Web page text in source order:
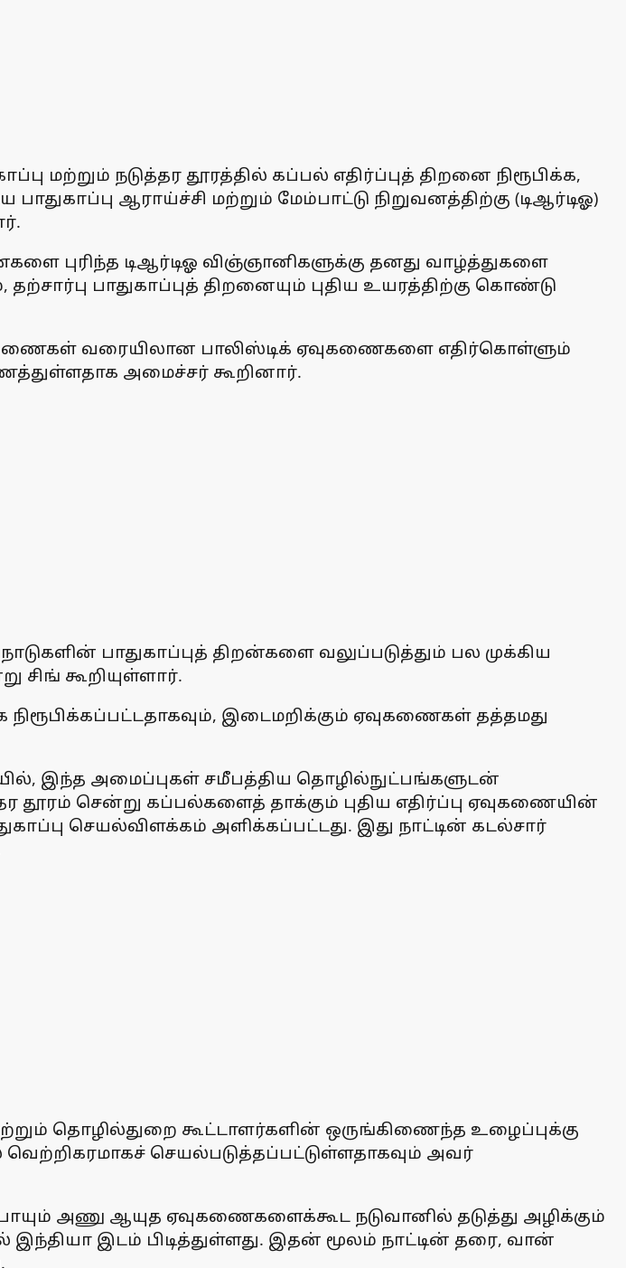
மற்றும் நடுத்தர தூரத்தில் கப்பல் எதிர்ப்புத் திறனை நிரூபிக்க,
ஆராய்ச்சி மற்றும் மேம்பாட்டு நிறுவனத்திற்கு (டிஆர்டிஓ)
புரிந்த டிஆர்டிஓ விஞ்ஞானிகளுக்கு தனது வாழ்த்துகளை
பாதுகாப்புத் திறனையும் புதிய உயரத்திற்கு கொண்டு
வரையிலான பாலிஸ்டிக் ஏவுகணைகளை எதிர்கொள்ளும்
அமைச்சர் கூறினார்.
பாதுகாப்புத் திறன்களை வலுப்படுத்தும் பல முக்கிய
சிங் கூறியுள்ளார்.
நிரூபிக்கப்பட்டதாகவும், இடைமறிக்கும் ஏவுகணைகள் தத்தமது
இந்த அமைப்புகள் சமீபத்திய தொழில்நுட்பங்களுடன்
சென்று கப்பல்களைத் தாக்கும் புதிய எதிர்ப்பு ஏவுகணையின்
செயல்விளக்கம் அளிக்கப்பட்டது. இது நாட்டின் கடல்சார்
தொழில்துறை கூட்டாளர்களின் ஒருங்கிணைந்த உழைப்புக்கு
வெற்றிகரமாகச் செயல்படுத்தப்பட்டுள்ளதாகவும் அவர்
அணு ஆயுத ஏவுகணைகளைக்கூட நடுவானில் தடுத்து அழிக்கும்
இடம் பிடித்துள்ளது. இதன் மூலம் நாட்டின் தரை, வான்